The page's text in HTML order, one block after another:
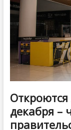
декабря –